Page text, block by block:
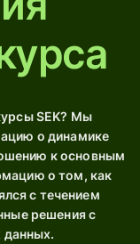
SEK? Мы
о динамике
к основным
о том, как
с течением
решения с